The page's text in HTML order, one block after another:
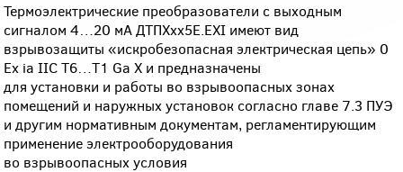
Термоэлектрические преобразователи с выходным
сигналом 4…20 мА ДТПХхх5Е.EXI имеют вид
взрывозащиты «искробезопасная электрическая цепь» 0
Ex ia IIC T6…Т1 Ga Х и предназначены
для установки и работы во взрывоопасных зонах
помещений и наружных установок согласно главе 7.3 ПУЭ
и другим нормативным документам, регламентирующим
применение электрооборудования
во взрывоопасных условия